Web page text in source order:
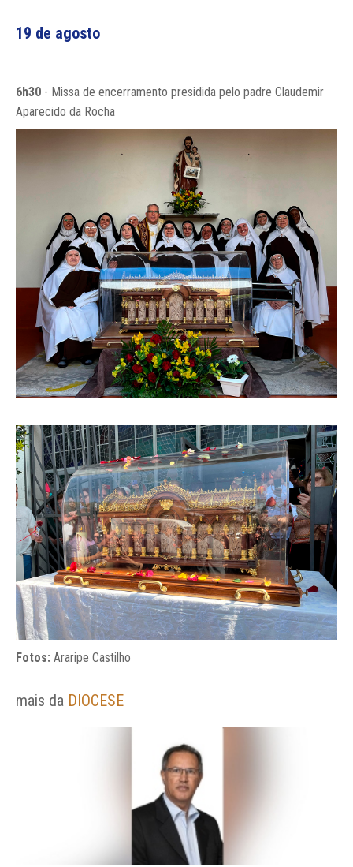
19 de agosto
6h30 - Missa de encerramento presidida pelo padre Claudemir
Aparecido da Rocha
Fotos: Araripe Castilho
mais da DIOCESE